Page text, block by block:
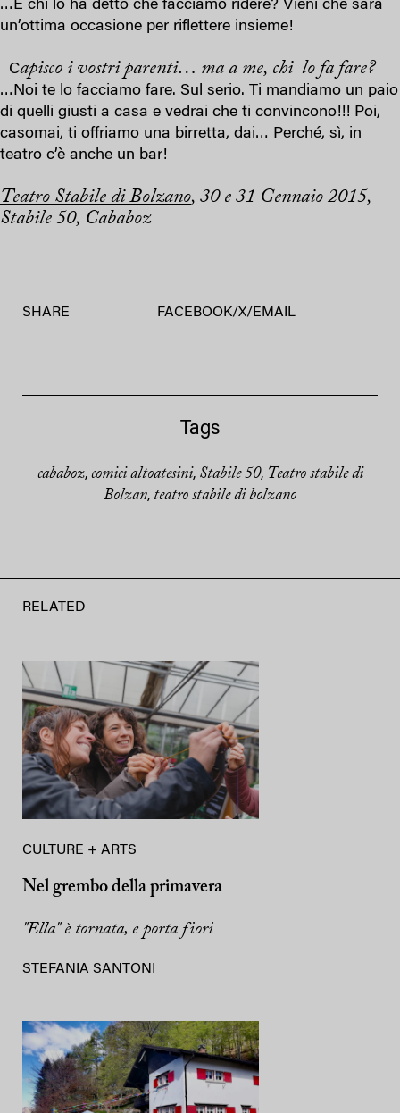
…E chi lo ha detto che facciamo ridere? Vieni che sarà
un’ottima occasione per riflettere insieme!
Capisco i vostri parenti… ma a me, chi lo fa fare?
…Noi te lo facciamo fare. Sul serio. Ti mandiamo un paio
di quelli giusti a casa e vedrai che ti convincono!!! Poi,
casomai, ti offriamo una birretta, dai… Perché, sì, in
teatro c’è anche un bar!
Teatro Stabile di Bolzano, 30 e 31 Gennaio 2015,
Stabile 50, Cababoz
SHARE FACEBOOK/X/ EMAIL
Tags
cababoz, comici altoatesini, Stabile 50, Teatro stabile di
Bolzan, teatro stabile di bolzano
RELATED
CULTURE + ARTS
Nel grembo della primavera
"Ella" è tornata, e porta fiori
STEFANIA SANTONI